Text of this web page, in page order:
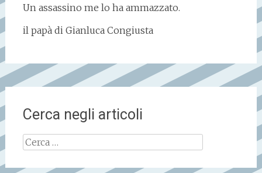
Un assassino me lo ha ammazzato.
il papà di Gianluca Congiusta
Cerca negli articoli
Ricerca